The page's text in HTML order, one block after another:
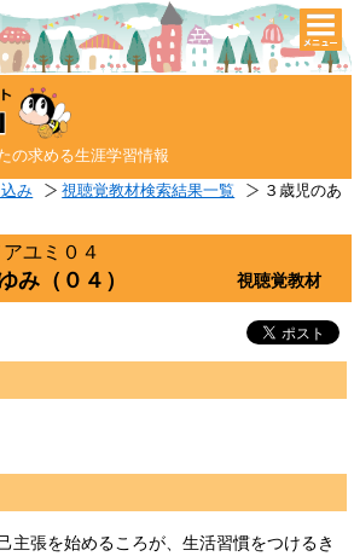
の求める生涯学習情報
み 視聴覚教材検索結果一覧
３歳児のあ
ユミ０４
み（０４） 視聴覚教材
主張を始めるころが、生活習慣をつけるき